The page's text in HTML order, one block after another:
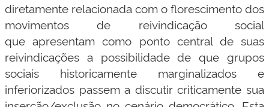
diretamente relacionada com o florescimento dos
movimentos de reivindicação social
que apresentam como ponto central de suas
reivindicações a possibilidade de que grupos
sociais historicamente marginalizados e
inferiorizados passem a discutir criticamente sua